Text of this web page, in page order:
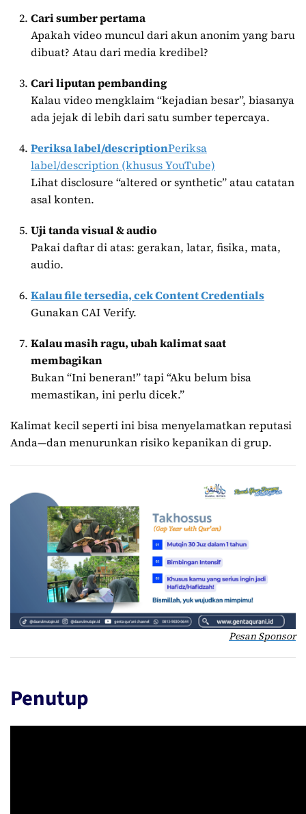
Cari sumber pertama
Apakah video muncul dari akun anonim yang baru
dibuat? Atau dari media kredibel?
Cari liputan pembanding
Kalau video mengklaim “kejadian besar”, biasanya
ada jejak di lebih dari satu sumber tepercaya.
Periksa label/descriptionPeriksa
label/description (khusus YouTube)
Lihat disclosure “altered or synthetic” atau catatan
asal konten.
Uji tanda visual & audio
Pakai daftar di atas: gerakan, latar, fisika, mata,
audio.
Kalau file tersedia, cek Content Credentials
Gunakan CAI Verify.
Kalau masih ragu, ubah kalimat saat
membagikan
Bukan “Ini beneran!” tapi “Aku belum bisa
memastikan, ini perlu dicek.”
Kalimat kecil seperti ini bisa menyelamatkan reputasi
Anda—dan menurunkan risiko kepanikan di grup.
Pesan Sponsor
Penutup